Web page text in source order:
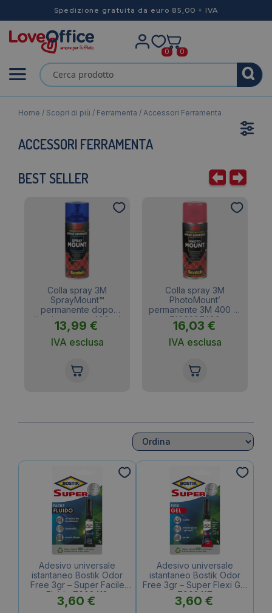
Spedizione gratuita da euro 85,00 + IVA
0 0
Home / Scopri di più / Ferramenta / Accessori Ferramenta
ACCESSORI FERRAMENTA
BEST SELLER
Colla spray 3M
SprayMount™
permanente dopo
l’asciugatura – 400 ml
7100296969
13,99 €
IVA esclusa
Colla spray 3M
PhotoMount’
permanente 3M 400 ml
7100297499
16,03 €
IVA esclusa
Adesivo universale
istantaneo Bostik Odor
Free 3gr – Super Facile
Fluido 7003418
3,60 €
Adesivo universale
istantaneo Bostik Odor
Free 3gr – Super Flexi Gel
7003417
3,60 €